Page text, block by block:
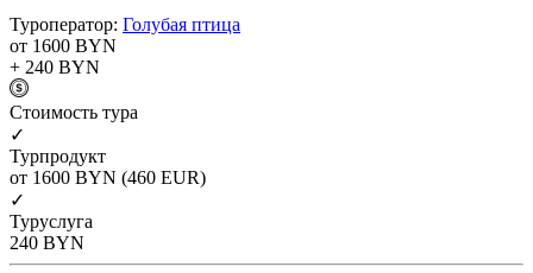
Туроператор: Голубая птица
от 1600 BYN
+ 240 BYN
Cтоимость тура
✓
Турпродукт
от 1600 BYN (460 EUR)
✓
Туруслуга
240 BYN